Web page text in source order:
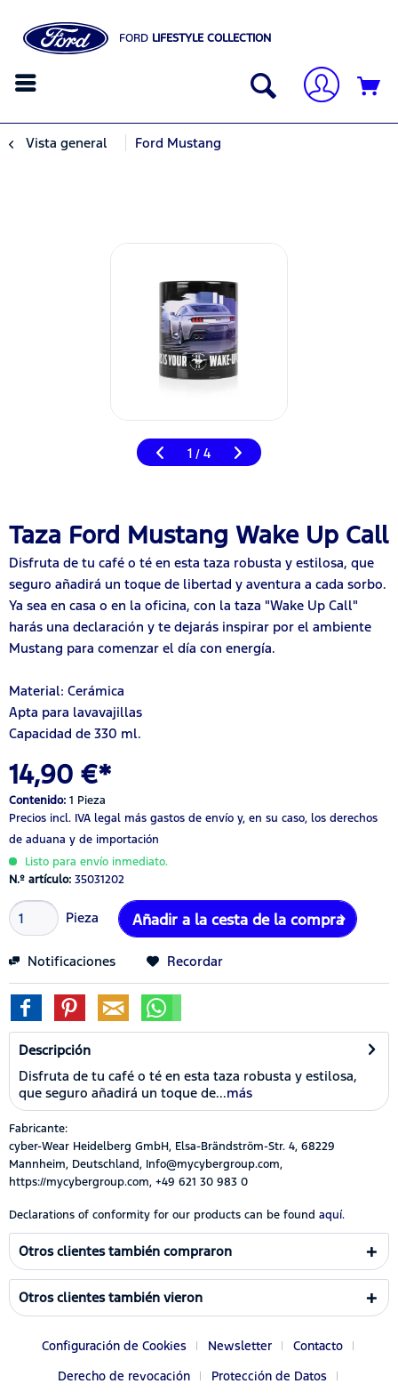
FORD LIFESTYLE COLLECTION
Vista general Ford Mustang
1 / 4
Taza Ford Mustang Wake Up Call
Disfruta de tu café o té en esta taza robusta y estilosa, que
seguro añadirá un toque de libertad y aventura a cada sorbo.
Ya sea en casa o en la oficina, con la taza "Wake Up Call"
harás una declaración y te dejarás inspirar por el ambiente
Mustang para comenzar el día con energía.
Material: Cerámica
Apta para lavavajillas
Capacidad de 330 ml.
14,90 €*
Contenido: 1 Pieza
Precios incl. IVA legal más gastos de envío y, en su caso, los derechos
de aduana y de importación
Listo para envío inmediato.
N.º artículo: 35031202
Pieza Añadir a la cesta de la compra
Notificaciones Recordar
Descripción
Disfruta de tu café o té en esta taza robusta y estilosa,
que seguro añadirá un toque de...más
Fabricante:
cyber-Wear Heidelberg GmbH, Elsa-Brändström-Str. 4, 68229
Mannheim, Deutschland, Info@mycybergroup.com,
https://mycybergroup.com, +49 621 30 983 0
Declarations of conformity for our products can be found aquí.
Otros clientes también compraron
Otros clientes también vieron
Configuración de Cookies Newsletter
Contacto
Derecho de revocación
Protección de Datos